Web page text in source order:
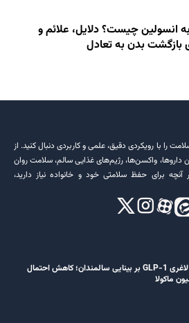
انسولین چیست؟ دلایل، علائم و
بازگشت بدن به تعادل
را با رویکردی دقیق، علمی و کاربردی دنبال کنید. از
داروها، واکسن‌ها، رژیم‌های غذایی سالم، سلامت روان
برای حفظ سلامتی خود و خانواده نیاز دارید،
تاثیر داروهای لاغری GLP-1 بر بینایی سالمندان؛ کاهش احتمال
ماکولا